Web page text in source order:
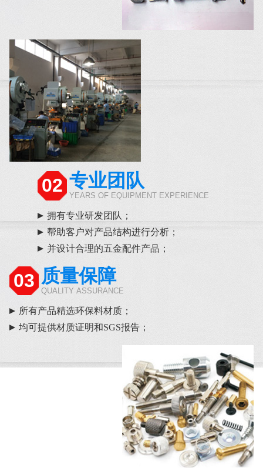
02 专业团队
YEARS OF EQUIPMENT EXPERIENCE
拥有专业研发团队；
帮助客户对产品结构进行分析；
并设计合理的五金配件产品；
03 质量保障
QUALITY ASSURANCE
所有产品精选环保料材质；
均可提供材质证明和SGS报告；